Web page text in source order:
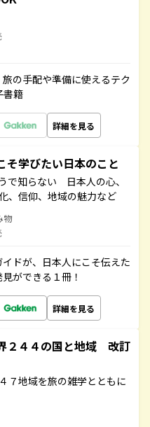
の手配や準備に使えるテク
書籍
詳細を見る
学びたい日本のこと
で知らない 日本人の心、
、信仰、地域の魅力など
物
ドが、日本人にこそ伝えた
ができる１冊！
詳細を見る
２４４の国と地域 改訂
７地域を旅の雑学とともに